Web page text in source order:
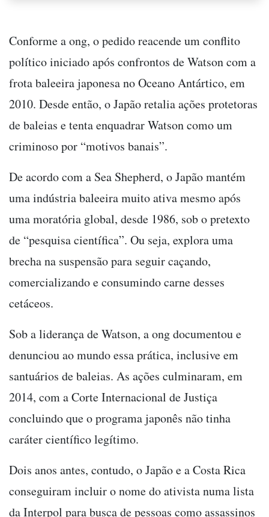
Conforme a ong, o pedido reacende um conflito
político iniciado após confrontos de Watson com a
frota baleeira japonesa no Oceano Antártico, em
2010. Desde então, o Japão retalia ações protetoras
de baleias e tenta enquadrar Watson como um
criminoso por “motivos banais”.
De acordo com a Sea Shepherd, o Japão mantém
uma indústria baleeira muito ativa mesmo após
uma moratória global, desde 1986, sob o pretexto
de “pesquisa científica”. Ou seja, explora uma
brecha na suspensão para seguir caçando,
comercializando e consumindo carne desses
cetáceos.
Sob a liderança de Watson, a ong documentou e
denunciou ao mundo essa prática, inclusive em
santuários de baleias. As ações culminaram, em
2014, com a Corte Internacional de Justiça
concluindo que o programa japonês não tinha
caráter científico legítimo.
Dois anos antes, contudo, o Japão e a Costa Rica
conseguiram incluir o nome do ativista numa lista
da Interpol para busca de pessoas como assassinos